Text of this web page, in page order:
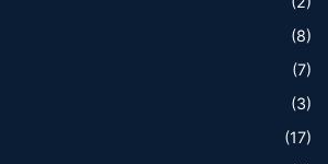
(8)
(7)
(3)
(17)